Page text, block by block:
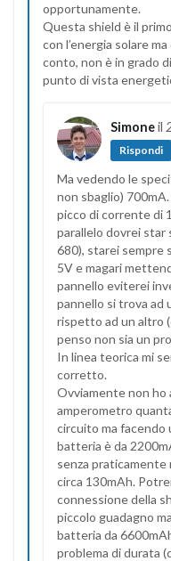
opportunamente.
Questa shield è il
con l’energia solare
conto, non è in grado
punto di vista
Simoneil
Rispondi
Ma vedendo le
non sbaglio)
picco di corrente di
parallelo dovrei star
680), starei sempre
5V e magari
pannello eviterei
pannello si trova ad
rispetto ad un altro
penso non sia un
In linea teorica mi
corretto.
Ovviamente non ho
amperometro
circuito ma facendo
batteria è da
senza praticamente
circa 130mAh.
connessione della
piccolo guadagno
batteria da
problema di durata